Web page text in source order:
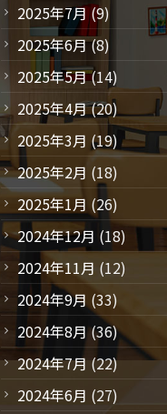
2025年7月(9)
2025年6月(8)
2025年5月(14)
2025年4月(20)
2025年3月 (19)
2025年2月 (18)
2025年1月 (26)
2024年12月 (18)
2024年11月 (12)
2024年9月 (33)
2024年8月(36)
2024年7月 (22)
2024年6月 (27)